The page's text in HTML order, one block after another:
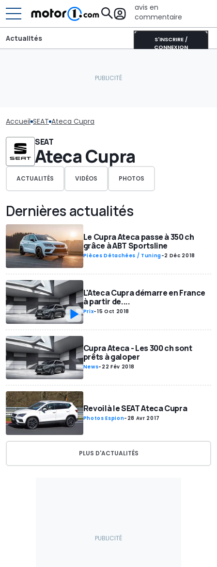
avis en
commentaire
S'INSCRIRE /
CONNEXION
Actualités
Accueil SEAT Ateca Cupra
SEAT
Ateca Cupra
ACTUALITÉS VIDÉOS PHOTOS
Dernières actualités
Le Cupra Ateca passe à 350 ch
grâce à ABT Sportsline
Pièces Détachées / Tuning-2 Déc 2018
L'Ateca Cupra démarre en France
à partir de....
Prix-15 Oct 2018
Cupra Ateca - Les 300 ch sont
prêts à galoper
News- 22 Fév 2018
Revoilà le SEAT Ateca Cupra
Photos Espion- 28 Avr 2017
PLUS D'ACTUALITÉS